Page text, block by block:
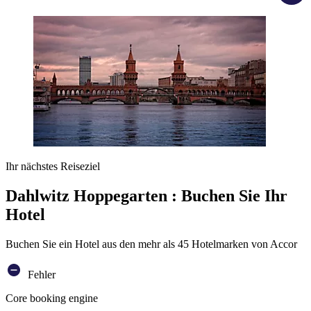
Ihr nächstes Reiseziel
Dahlwitz Hoppegarten : Buchen Sie Ihr
Hotel
Buchen Sie ein Hotel aus den mehr als 45 Hotelmarken von Accor
Fehler
Core booking engine